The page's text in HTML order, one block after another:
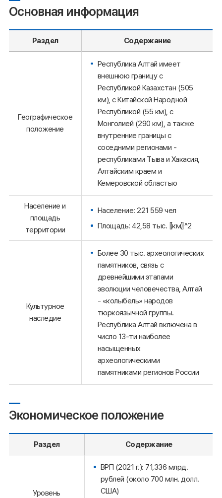
Основная информация
Раздел Содержание
Географическое
положение
Республика Алтай имеет
внешнюю границу с
Республикой Казахстан (505
км), с Китайской Народной
Республикой (55 км), с
Монголией (290 км), а также
внутренние границы с
соседними регионами -
республиками Тыва и Хакасия,
Алтайским краем и
Кемеровской областью
Население и
площадь
территории
Население: 221 559 чел
Площадь: 42,58 тыс. 〖км〗^2
Культурное
наследие
Более 30 тыс. археологических
памятников, связь с
древнейшими этапами
эволюции человечества, Алтай
- «колыбель» народов
тюркоязычной группы.
Республика Алтай включена в
число 13-ти наиболее
насыщенных
археологическими
памятниками регионов России
Экономическое положение
Раздел Содержание
Уровень
ВРП (2021 г.): 71,336 млрд.
рублей (около 700 млн. долл.
США)